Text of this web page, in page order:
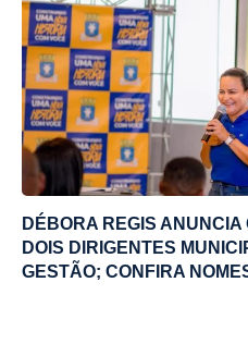
DÉBORA REGIS
DOIS DIRIGENTES
GESTÃO; CONFIRA